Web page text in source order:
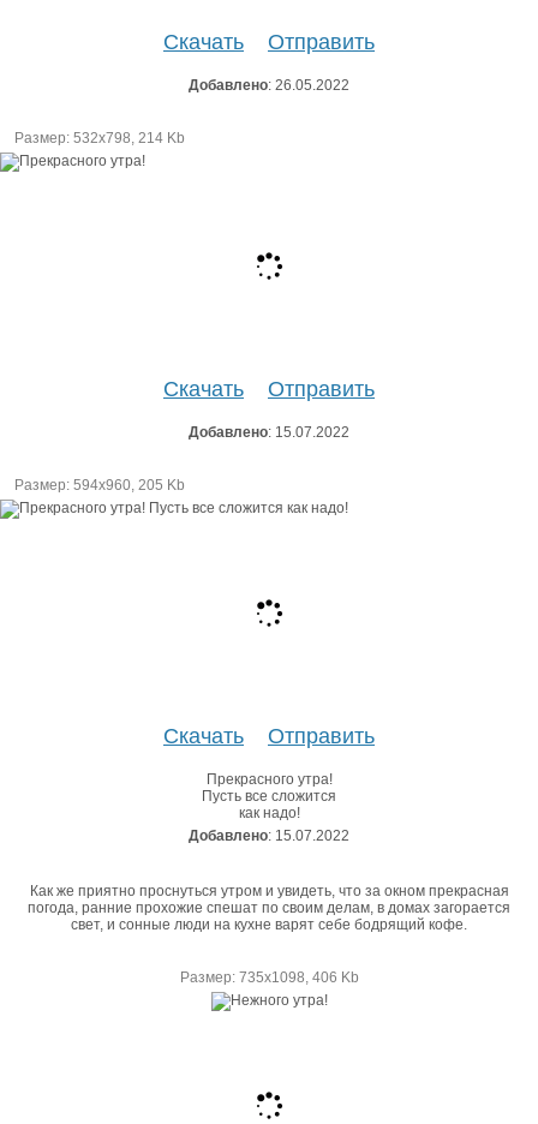
Скачать Отправить
Добавлено: 26.05.2022
Размер: 532х798, 214 Kb
Скачать Отправить
Добавлено: 15.07.2022
Размер: 594х960, 205 Kb
Скачать Отправить
Прекрасного утра!
Пусть все сложится
как надо!
Добавлено: 15.07.2022
Как же приятно проснуться утром и увидеть, что за окном прекрасная
погода, ранние прохожие спешат по своим делам, в домах загорается
свет, и сонные люди на кухне варят себе бодрящий кофе.
Размер: 735х1098, 406 Kb